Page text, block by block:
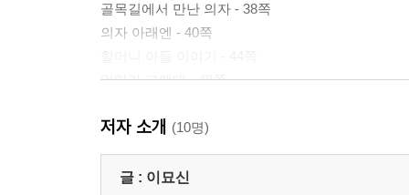
골목길에서 만난 의자 - 38쪽
의자 아래엔 - 40쪽
엄마가 그랬대 - 48쪽
할머니를 통해 알게 된 사실은 - 54쪽
그러는 사이 - 58쪽
모르지만 좋은 아저씨 - 60쪽
저자 소개 (10명)
글 : 이묘신